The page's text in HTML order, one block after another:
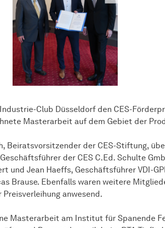
Club Düsseldorf den CES-
Masterarbeit auf dem Gebiet der
Beiratsvorsitzender der CES-Stiftung,
der CES C.Ed. Schulte
und Jean Haeffs, Geschäftsführer VDI-
Brause. Ebenfalls waren weitere
anwesend.
Masterarbeit am Institut für Spanende